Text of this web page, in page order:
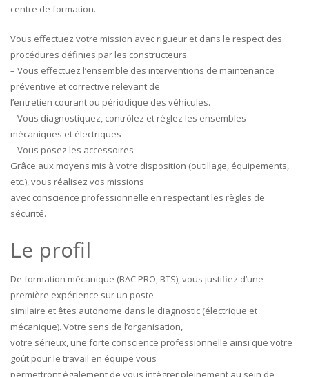
centre de formation.
Vous effectuez votre mission avec rigueur et dans le respect des
procédures définies par les constructeurs.
– Vous effectuez l’ensemble des interventions de maintenance
préventive et corrective relevant de
l’entretien courant ou périodique des véhicules.
– Vous diagnostiquez, contrôlez et réglez les ensembles
mécaniques et électriques
– Vous posez les accessoires
Grâce aux moyens mis à votre disposition (outillage, équipements,
etc.), vous réalisez vos missions
avec conscience professionnelle en respectant les règles de
sécurité.
Le profil
De formation mécanique (BAC PRO, BTS), vous justifiez d’une
première expérience sur un poste
similaire et êtes autonome dans le diagnostic (électrique et
mécanique). Votre sens de l’organisation,
votre sérieux, une forte conscience professionnelle ainsi que votre
goût pour le travail en équipe vous
permettront également de vous intégrer pleinement au sein de